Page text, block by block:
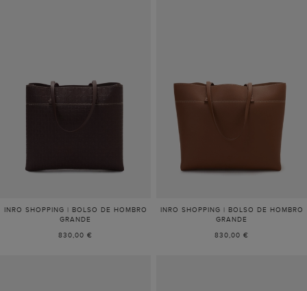
INRO SHOPPING | BOLSO DE HOMBRO
GRANDE
830,00 €
INRO SHOPPING | BOLSO DE HOMBRO
GRANDE
830,00 €